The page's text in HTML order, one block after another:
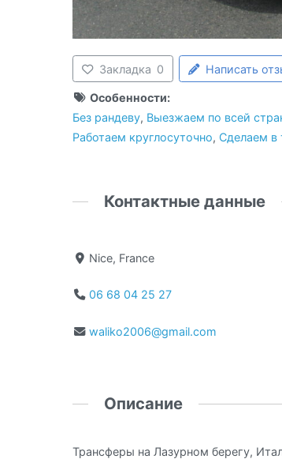
Закладка 0 Написать
Особенности:
Без рандеву, Выезжаем по всей
Работаем круглосуточно, Сделаем в
Контактные данные
Nice, France
06 68 04 25 27
waliko2006@gmail.com
Описание
Трансферы на Лазурном берегу,